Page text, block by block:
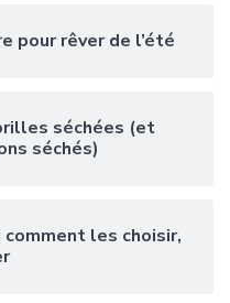
pour rêver de l’été
séchées (et
séchés)
comment les choisir,